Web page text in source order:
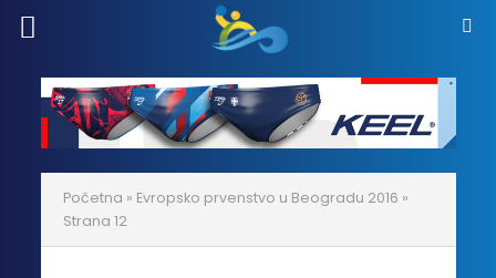
Početna » Evropsko prvenstvo u Beogradu 2016 »
Strana 12